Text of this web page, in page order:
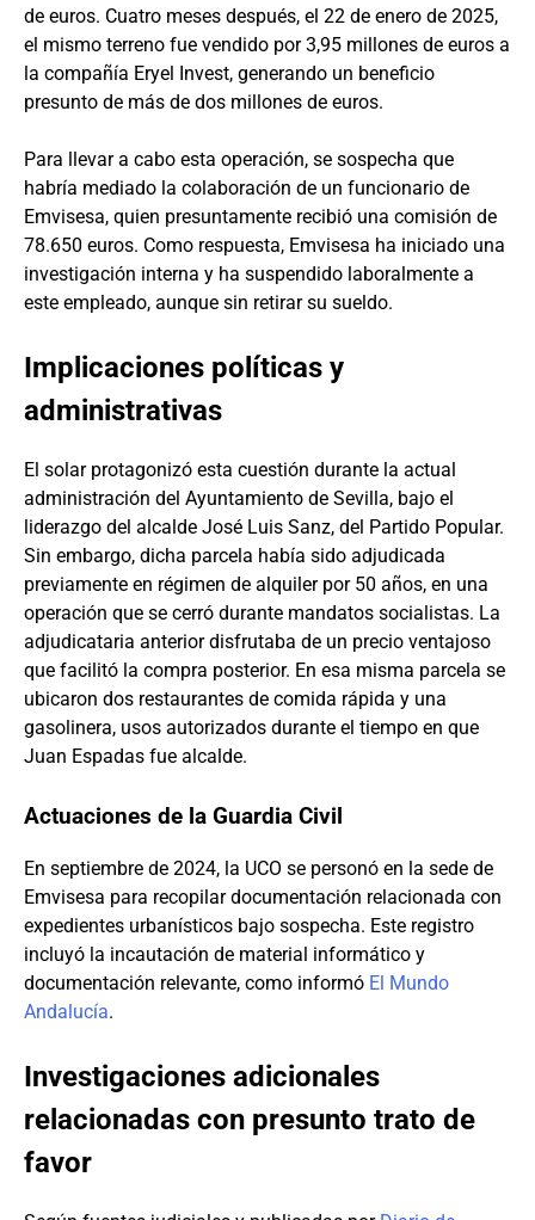
de euros. Cuatro meses después, el 22 de enero de 2025,
el mismo terreno fue vendido por 3,95 millones de euros a
la compañía Eryel Invest, generando un beneficio
presunto de más de dos millones de euros.
Para llevar a cabo esta operación, se sospecha que
habría mediado la colaboración de un funcionario de
Emvisesa, quien presuntamente recibió una comisión de
78.650 euros. Como respuesta, Emvisesa ha iniciado una
investigación interna y ha suspendido laboralmente a
este empleado, aunque sin retirar su sueldo.
Implicaciones políticas y
administrativas
El solar protagonizó esta cuestión durante la actual
administración del Ayuntamiento de Sevilla, bajo el
liderazgo del alcalde José Luis Sanz, del Partido Popular.
Sin embargo, dicha parcela había sido adjudicada
previamente en régimen de alquiler por 50 años, en una
operación que se cerró durante mandatos socialistas. La
adjudicataria anterior disfrutaba de un precio ventajoso
que facilitó la compra posterior. En esa misma parcela se
ubicaron dos restaurantes de comida rápida y una
gasolinera, usos autorizados durante el tiempo en que
Juan Espadas fue alcalde.
Actuaciones de la Guardia Civil
En septiembre de 2024, la UCO se personó en la sede de
Emvisesa para recopilar documentación relacionada con
expedientes urbanísticos bajo sospecha. Este registro
incluyó la incautación de material informático y
documentación relevante, como informó El Mundo
Andalucía.
Investigaciones adicionales
relacionadas con presunto trato de
favor